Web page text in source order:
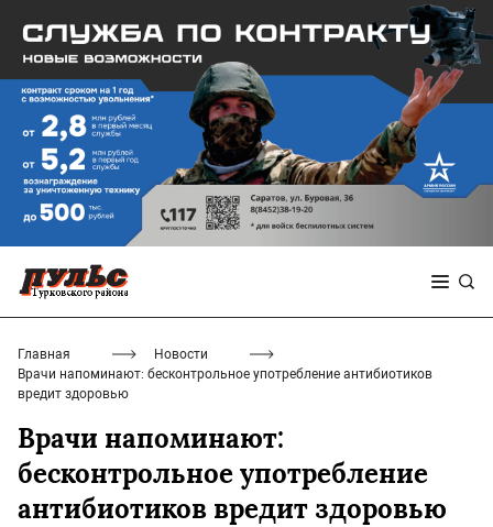
Главная
Новости
Врачи напоминают: бесконтрольное употребление антибиотиков
вредит здоровью
Врачи напоминают:
бесконтрольное употребление
антибиотиков вредит здоровью